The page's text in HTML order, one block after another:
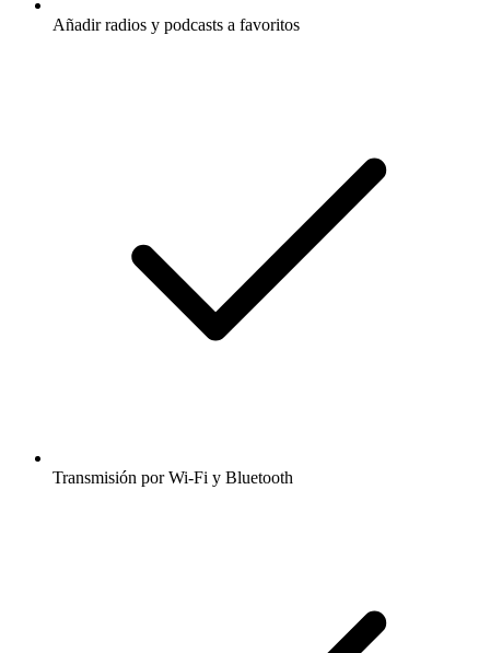
Añadir radios y podcasts a favoritos
Transmisión por Wi-Fi y Bluetooth